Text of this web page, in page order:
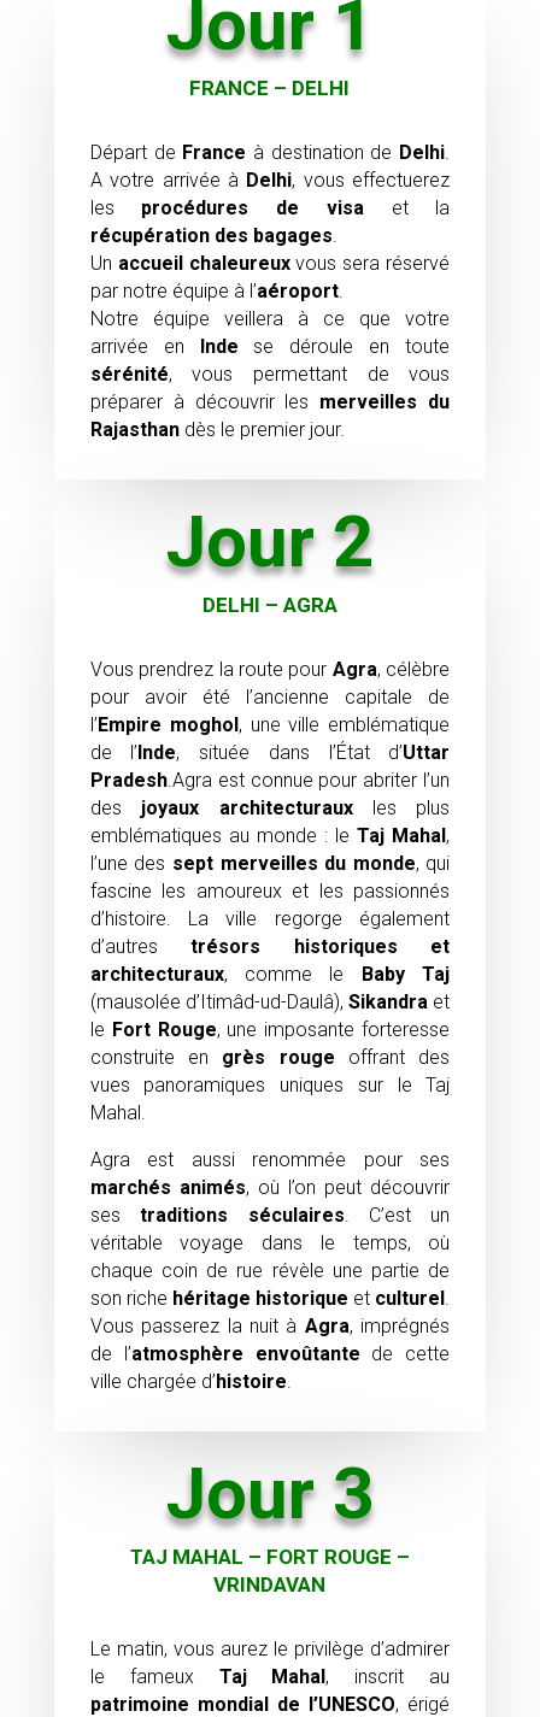
Jour 1
FRANCE – DELHI
Départ de France à destination de Delhi
A votre arrivée à Delhi, vous effectuerez
les procédures de visa et la
récupération des bagages
Un accueil chaleureuxvous sera réservé
par notre équipe à l’aéroport.
Notre équipe veillera à ce que votre
arrivée en Inde se déroule en toute
sérénité, vous permettant de vous
préparer à découvrir les merveilles du
Rajasthandès le premier jour.
Jour 2
DELHI – AGRA
Vous prendrez la route pour Agra, célèbre
pour avoir été l’ancienne capitale de
l’Empire moghol, une ville emblématique
de l’Inde, située dans l’État d’Uttar
Pradesh.Agra est connue pour abriter l’un
des joyaux architecturauxles plus
emblématiques au monde : leTaj Mahal,
l’une des sept merveilles du monde, qui
fascine les amoureux et les passionnés
d’histoire. La ville regorge également
d’autrestrésors historiques et
architecturaux, comme le Baby Taj
(mausolée d’Itimâd-ud-Daulâ),Sikandra et
le Fort Rouge, une imposante forteresse
construite en grès rouge offrant des
vues panoramiques uniques sur le Taj
Mahal.
Agra est aussi renommée pour ses
marchés animés, où l’on peut découvrir
sestraditions séculaires . C’est un
véritable voyage dans le temps, où
chaque coin de rue révèle une partie de
son riche héritage historique et culturel
Vous passerez la nuit à Agra, imprégnés
de l’atmosphère envoûtante de cette
ville chargée d’histoire
Jour 3
TAJ MAHAL – FORT ROUGE –
VRINDAVAN
Le matin, vous aurez le privilège d’admirer
le fameux Taj Mahal, inscrit au
patrimoine mondial de l’UNESCO, érigé